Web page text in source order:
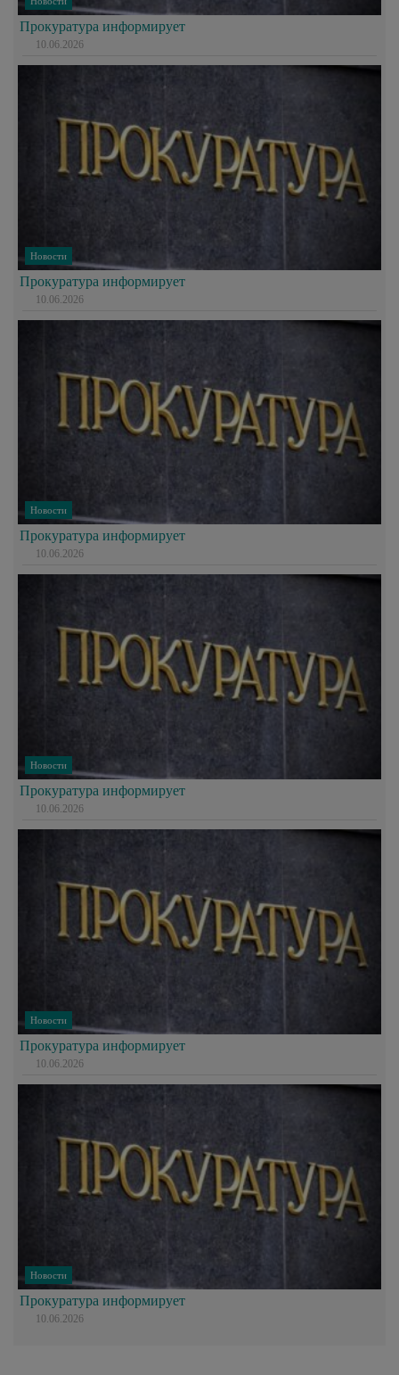
Прокуратура информирует
10.06.2026
Новости
Прокуратура информирует
10.06.2026
Новости
Прокуратура информирует
10.06.2026
Новости
Прокуратура информирует
10.06.2026
Новости
Прокуратура информирует
10.06.2026
Новости
Прокуратура информирует
10.06.2026